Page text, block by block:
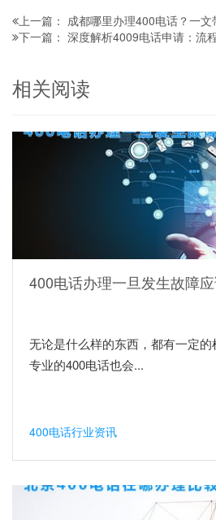
上一篇： 成都哪里办理400电话？一
下一篇： 深度解析4009电话申请：流
相关阅读
400电话办理一旦发生故障
无论是什么样的东西，都有一定
专业的400电话也会...
400电话行业资讯